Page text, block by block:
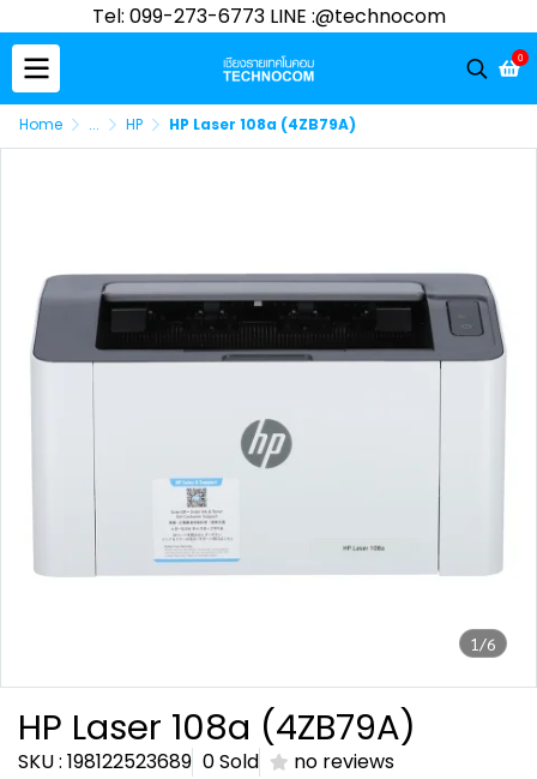
Tel: 099-273-6773 LINE :@technocom
0
Home ... HP HP Laser 108a (4ZB79A)
1/6
HP Laser 108a (4ZB79A)
SKU : 198122523689 0 Sold
no reviews